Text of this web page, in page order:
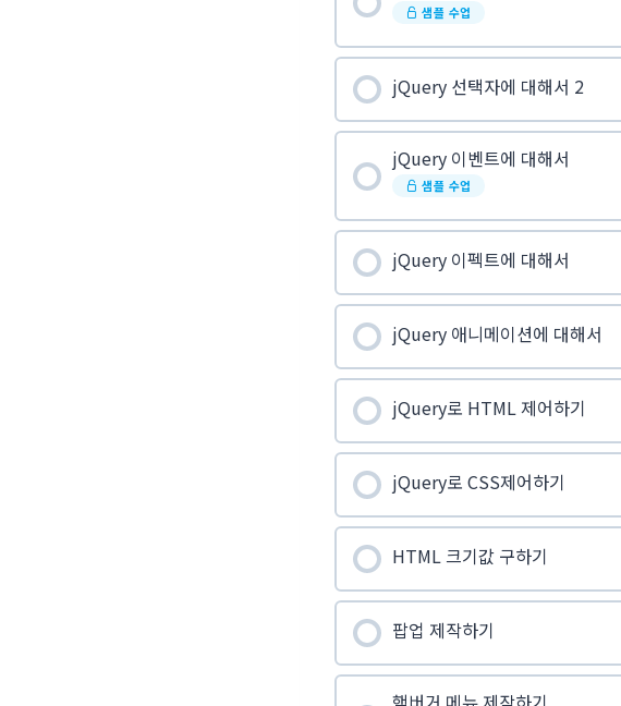
샘플 수업
jQuery 선택자에 대해서 2
jQuery 이벤트에 대해서
샘플 수업
jQuery 이펙트에 대해서
jQuery 애니메이션에 대해서
jQuery로 HTML 제어하기
jQuery로 CSS제어하기
HTML 크기값 구하기
팝업 제작하기